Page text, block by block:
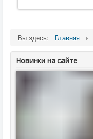
Вы здесь: Главная
Новинки на сайте